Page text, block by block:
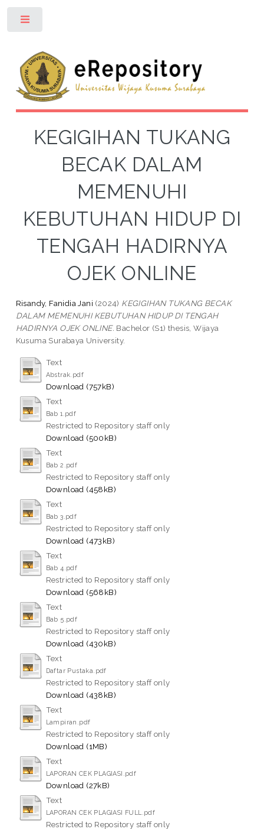
KEGIGIHAN TUKANG
BECAK DALAM
MEMENUHI
KEBUTUHAN HIDUP DI
TENGAH HADIRNYA
OJEK ONLINE
Risandy, Fanidia Jani (2024) KEGIGIHAN TUKANG BECAK
DALAM MEMENUHI KEBUTUHAN HIDUP DI TENGAH
HADIRNYA OJEK ONLINE. Bachelor (S1) thesis, Wijaya
Kusuma Surabaya University.
Text
Abstrak.pdf
Download (757kB)
Text
Bab 1.pdf
Restricted to Repository staff only
Download (500kB)
Text
Bab 2.pdf
Restricted to Repository staff only
Download (458kB)
Text
Bab 3.pdf
Restricted to Repository staff only
Download (473kB)
Text
Bab 4.pdf
Restricted to Repository staff only
Download (568kB)
Text
Bab 5.pdf
Restricted to Repository staff only
Download (430kB)
Text
Daftar Pustaka.pdf
Restricted to Repository staff only
Download (438kB)
Text
Lampiran.pdf
Restricted to Repository staff only
Download (1MB)
Text
LAPORAN CEK PLAGIASI.pdf
Download (27kB)
Text
LAPORAN CEK PLAGIASI FULL.pdf
Restricted to Repository staff only